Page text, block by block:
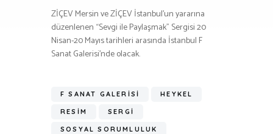
ZİÇEV Mersin ve ZİÇEV İstanbul’un yararına
düzenlenen “Sevgi ile Paylaşmak” Sergisi 20
Nisan-20 Mayıs tarihleri arasında İstanbul F
Sanat Galerisi’nde olacak.
F SANAT GALERISI HEYKEL
RESIM SERGI
SOSYAL SORUMLULUK